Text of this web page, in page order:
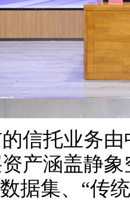
托业务由
产涵盖静
据集、“传